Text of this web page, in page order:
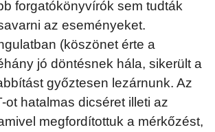
forgatókönyvírók sem tudták
az eseményeket.
(köszönet érte a
jó döntésnek hála, sikerült a
győztesen lezárnunk. Az
ot hatalmas dicséret illeti az
megfordítottuk a mérkőzést,